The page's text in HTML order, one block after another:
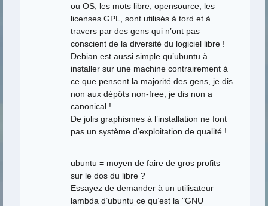
ou OS, les mots libre, opensource, les
licenses GPL, sont utilisés à tord et à
travers par des gens qui n’ont pas
conscient de la diversité du logiciel libre !
Debian est aussi simple qu’ubuntu à
installer sur une machine contrairement à
ce que pensent la majorité des gens, je dis
non aux dépôts non-free, je dis non a
canonical !
De jolis graphismes à l’installation ne font
pas un système d’exploitation de qualité !
ubuntu = moyen de faire de gros profits
sur le dos du libre ?
Essayez de demander à un utilisateur
lambda d’ubuntu ce qu’est la "GNU